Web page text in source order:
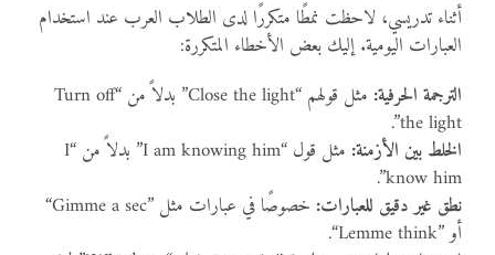
أثناء تدريسي، لاحظت نمطًا متكررًا لدى الطلاب العرب عند استخدام
العبارات اليومية. إليك بعض الأخطاء المتكررة:
الترجمة الحرفية:
مثل قولهم “Close the light” بدلاً من “Turn off
the light”.
الخلط بين الأزمنة:
مثل قول “I am knowing him” بدلاً من “I
know him”.
نطق غير دقيق للعبارات: خصوصًا في عبارات مثل “Gimme a sec”
أو“Lemme think”
.